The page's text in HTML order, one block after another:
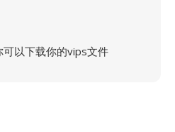
以下载你的vips文件